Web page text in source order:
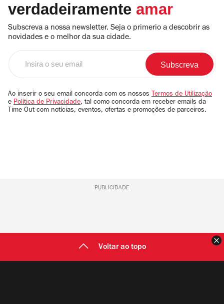
verdadeiramente amar
Subscreva a nossa newsletter. Seja o primerio a descobrir as
novidades e o melhor da sua cidade.
email
Ao inserir o seu email concorda com os nossos Termos de Utilização
e Política de Privacidade, tal como concorda em receber emails da
Time Out com notícias, eventos, ofertas e promoções de parceiros.
PUBLICIDADE
Voltar ao topo